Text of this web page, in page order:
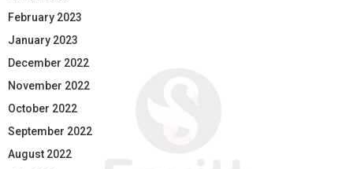
February 2023
January 2023
December 2022
November 2022
October 2022
September 2022
August 2022